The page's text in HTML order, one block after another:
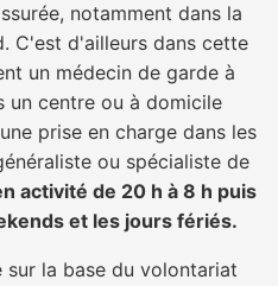
notamment dans la
C'est d'ailleurs dans cette
un médecin de garde à
un centre ou à domicile
prise en charge dans les
ou spécialiste de
activité de 20 h à 8 h puis
et les jours fériés.
sur la base du volontariat